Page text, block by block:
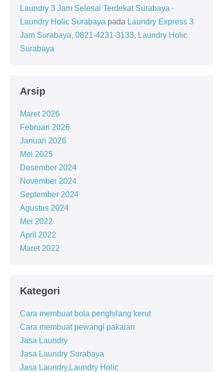
Laundry 3 Jam Selesai Terdekat Surabaya -
Laundry Holic Surabaya pada Laundry Express 3
Jam Surabaya, 0821-4231-3133, Laundry Holic
Surabaya
Arsip
Maret 2026
Februari 2026
Januari 2026
Mei 2025
Desember 2024
November 2024
September 2024
Agustus 2024
Mei 2022
April 2022
Maret 2022
Kategori
Cara membuat bola penghilang kerut
Cara membuat pewangi pakaian
Jasa Laundry
Jasa Laundry Surabaya
Jasa Laundry,Laundry Holic